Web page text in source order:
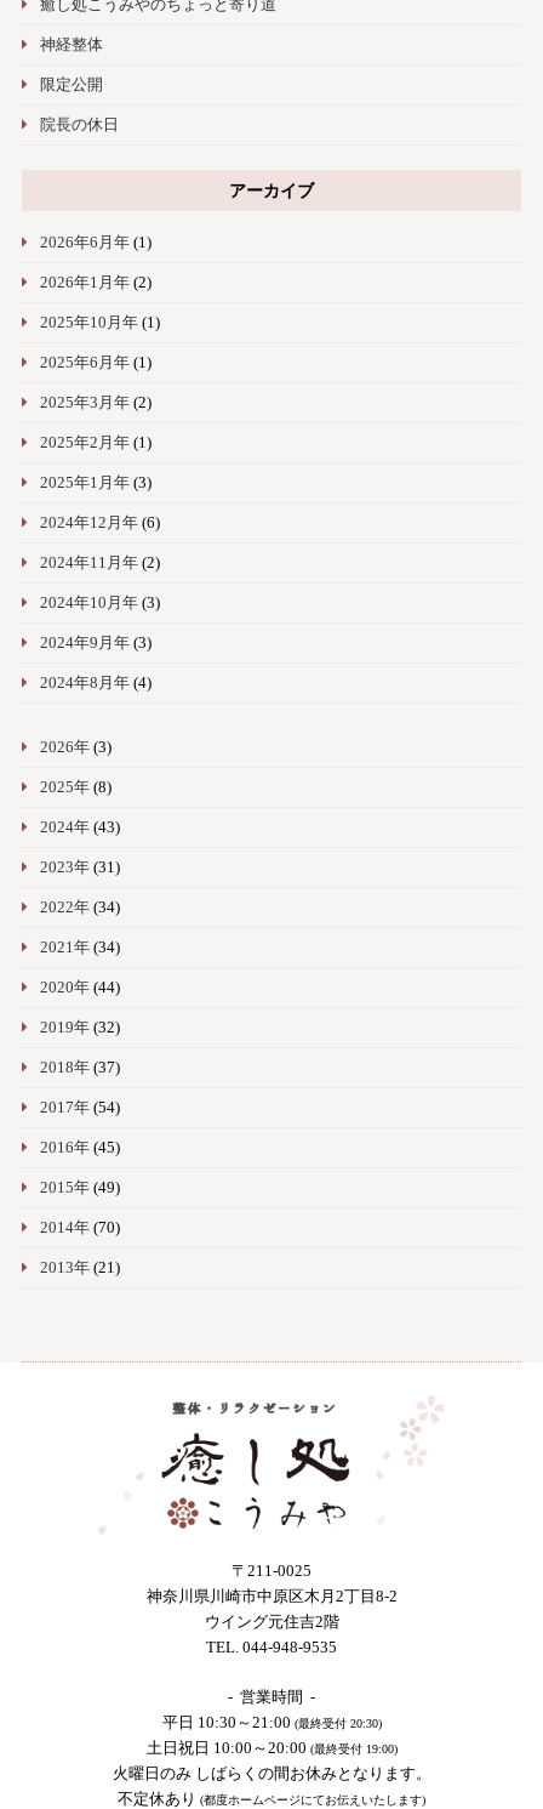
癒し処こうみやのちょっと寄り道
神経整体
限定公開
院長の休日
アーカイブ
2026年6月年(1)
2026年1月年(2)
2025年10月年(1)
2025年6月年(1)
2025年3月年(2)
2025年2月年(1)
2025年1月年(3)
2024年12月年(6)
2024年11月年(2)
2024年10月年(3)
2024年9月年(3)
2024年8月年(4)
2026年(3)
2025年(8)
2024年(43)
2023年(31)
2022年(34)
2021年(34)
2020年(44)
2019年(32)
2018年(37)
2017年(54)
2016年(45)
2015年(49)
2014年(70)
2013年(21)
〒211-0025
神奈川県川崎市中原区木月2丁目8-2
ウイング元住吉2階
TEL. 044-948-9535
- 営業時間 -
平日 10:30～21:00 (最終受付 20:30)
土日祝日 10:00～20:00 (最終受付 19:00)
火曜日のみ しばらくの間お休みとなります。
不定休あり (都度ホームページにてお伝えいたします)